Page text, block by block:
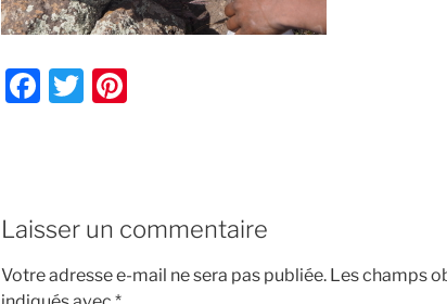
F
b
o
T
st
Laisser un commentaire
Votre adresse e-mail ne sera pas publiée. Les champs